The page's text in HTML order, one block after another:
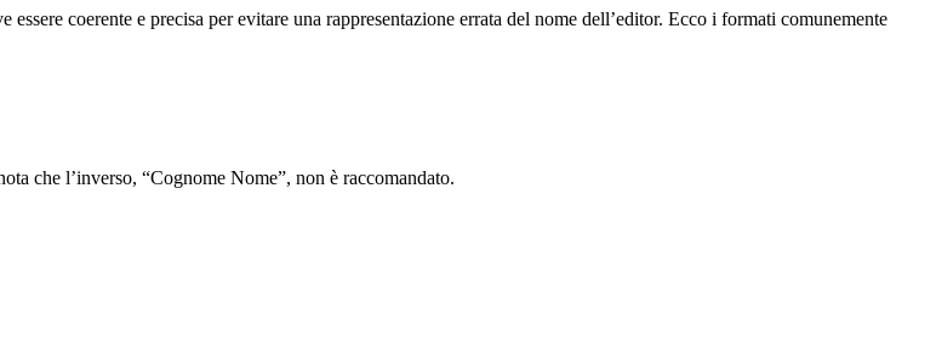
coerente e precisa per evitare una rappresentazione errata del nome dell’editor. Ecco i formati comunemente
che l’inverso, “Cognome Nome”, non è raccomandato.